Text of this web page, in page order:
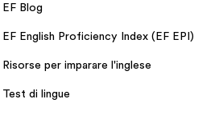
EF Blog
EF English Proficiency Index (EF EPI)
Risorse per imparare l'inglese
Test di lingue